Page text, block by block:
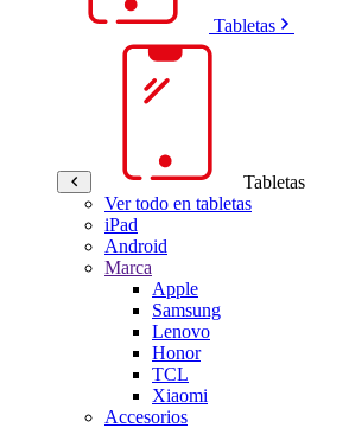
Tabletas
Tabletas
Ver todo en tabletas
iPad
Android
Marca
Apple
Samsung
Lenovo
Honor
TCL
Xiaomi
Accesorios